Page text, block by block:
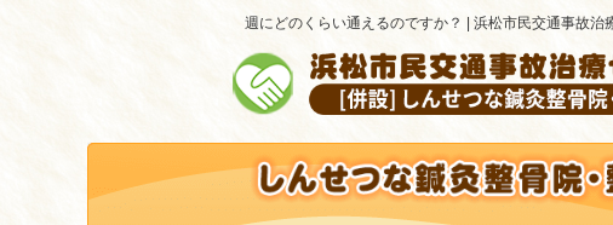
週にどのくらい通えるのですか？ | 浜松市民交通事故